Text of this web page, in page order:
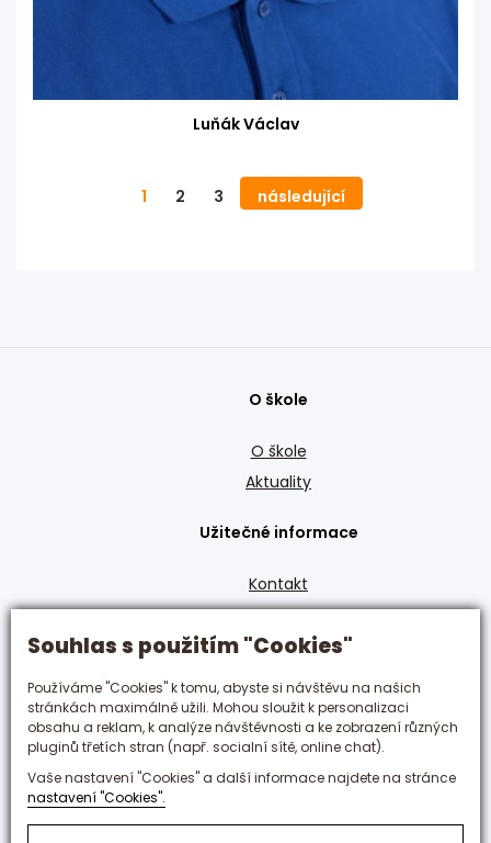
Souhlas s použitím "Cookies"
Používáme "Cookies" k tomu, abyste si návštěvu na našich
stránkách maximálně užili. Mohou sloužit k personalizaci
obsahu a reklam, k analýze návštěvnosti a ke zobrazení různých
pluginů třetích stran (např. socialní sítě, online chat).
Vaše nastavení "Cookies" a další informace najdete na stránce
nastavení "Cookies".
Luňák Václav
1 2 3 následující
O škole
O škole
Aktuality
Užitečné informace
Kontakt
GDPR
Den otevřených dveří
Obory
Zůstaňte s námi v kontaktu
+420 495 592 288